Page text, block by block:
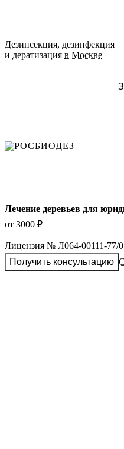
Дезинсекция, дезинфекция
и дератизация в Москве
РОСБИОДЕЗ
Лечение деревьев для
от 3000 ₽
Лицензия № Л064-00111-77/
Получить консультацию